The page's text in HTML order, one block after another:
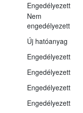
Engedélyezett
Nem
engedélyezett
Új hatóanyag
Engedélyezett
Engedélyezett
Engedélyezett
Engedélyezett